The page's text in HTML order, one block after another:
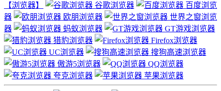
【浏览器】 谷歌浏览器
百度浏览
器
欧朋浏览器
世界之窗浏览
器
蚂蚁浏览器
GT游戏浏览器
猎豹浏览器
Firefox浏览器
UC浏览器
搜狗高速浏览器
傲游5浏览器
QQ浏览器
夸克浏览器
苹果浏览器